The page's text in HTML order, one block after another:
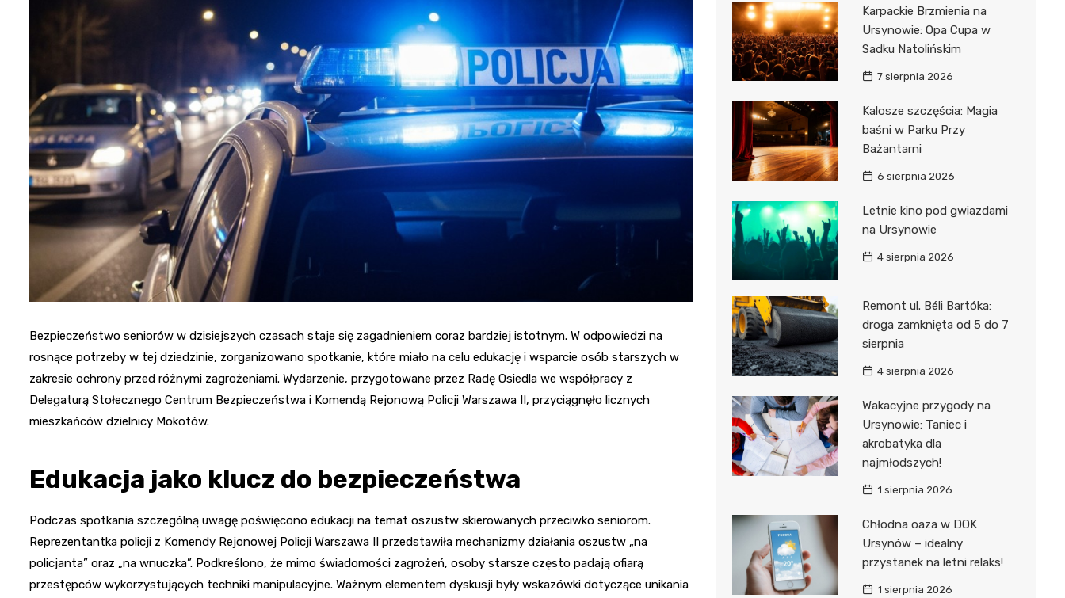
Bezpieczeństwo seniorów w dzisiejszych czasach staje się zagadnieniem coraz bardziej istotnym. W odpowiedzi na
rosnące potrzeby w tej dziedzinie, zorganizowano spotkanie, które miało na celu edukację i wsparcie osób starszych w
zakresie ochrony przed różnymi zagrożeniami. Wydarzenie, przygotowane przez Radę Osiedla we współpracy z
Delegaturą Stołecznego Centrum Bezpieczeństwa i Komendą Rejonową Policji Warszawa II, przyciągnęło licznych
mieszkańców dzielnicy Mokotów.
Edukacja jako klucz do bezpieczeństwa
Podczas spotkania szczególną uwagę poświęcono edukacji na temat oszustw skierowanych przeciwko seniorom.
Reprezentantka policji z Komendy Rejonowej Policji Warszawa II przedstawiła mechanizmy działania oszustw „na
policjanta” oraz „na wnuczka”. Podkreślono, że mimo świadomości zagrożeń, osoby starsze często padają ofiarą
przestępców wykorzystujących techniki manipulacyjne. Ważnym elementem dyskusji były wskazówki dotyczące unikania
Karpackie Brzmienia na
Ursynowie: Opa Cupa w
Sadku Natolińskim
7 sierpnia 2026
Kalosze szczęścia: Magia
baśni w Parku Przy
Bażantarni
6 sierpnia 2026
Letnie kino pod gwiazdami
na Ursynowie
4 sierpnia 2026
Remont ul. Béli Bartóka:
droga zamknięta od 5 do 7
sierpnia
4 sierpnia 2026
Wakacyjne przygody na
Ursynowie: Taniec i
akrobatyka dla
najmłodszych!
1 sierpnia 2026
Chłodna oaza w DOK
Ursynów – idealny
przystanek na letni relaks!
1 sierpnia 2026